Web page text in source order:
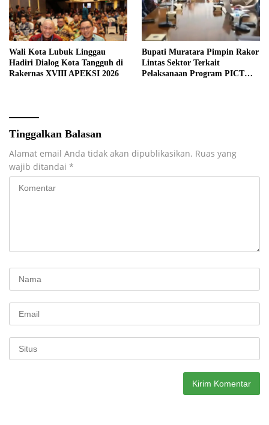
Wali Kota Lubuk Linggau
Hadiri Dialog Kota Tangguh di
Rakernas XVIII APEKSI 2026
Bupati Muratara Pimpin Rakor
Lintas Sektor Terkait
Pelaksanaan Program PICT
Tinggalkan Balasan
Alamat email Anda tidak akan dipublikasikan. Ruas yang
wajib ditandai *